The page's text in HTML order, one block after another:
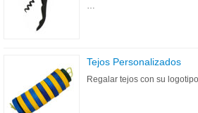
…
Tejos Personalizados
Regalar tejos con su